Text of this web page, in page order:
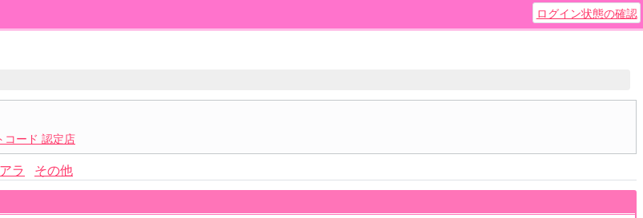
ログイン状態の確認
コード 認定店
ラ
その他